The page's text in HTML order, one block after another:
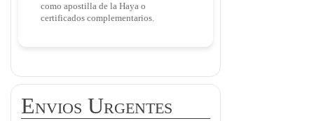
como apostilla de la Haya o
certificados complementarios.
Envios Urgentes